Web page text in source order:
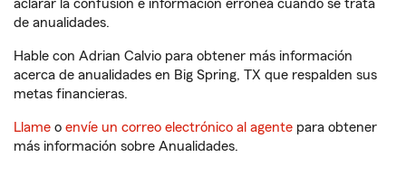
aclarar la confusión e información errónea cuando se trata
de anualidades.
Hable con Adrian Calvio para obtener más información
acerca de anualidades en Big Spring, TX que respalden sus
metas financieras.
Llame o envíe un correo electrónico al agente para obtener
más información sobre Anualidades.